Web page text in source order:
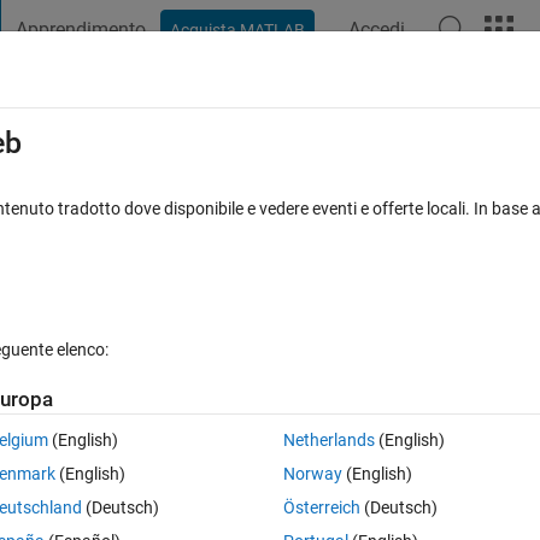
Apprendimento Acquista MATLAB Accedi
become very slow? Need to wait
contents. The window shows, but without title, prompt, or buttons
tradotto dove disponibile e vedere eventi e offerte locali. In
elenco:
(English)
(English)
(Deutsch)
Netherlands(English)
Norway(English)
Österreich (Deutsch)